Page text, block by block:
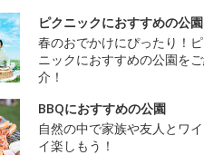
ピクニックにおすすめの公園
春のおでかけにぴったり！
ニックにおすすめの公園を
介！
BBQにおすすめの公園
自然の中で家族や友人とワ
イ楽しもう！